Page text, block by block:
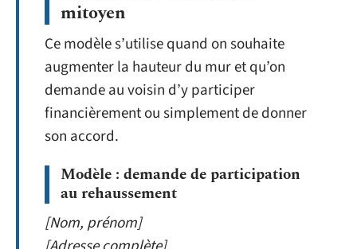
mitoyen
Ce modèle s’utilise quand on souhaite
augmenter la hauteur du mur et qu’on
demande au voisin d’y participer
financièrement ou simplement de donner
son accord.
Modèle : demande de participation
au rehaussement
[Nom, prénom]